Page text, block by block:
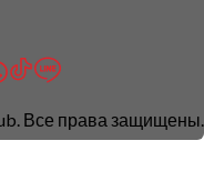
Все права защищены.